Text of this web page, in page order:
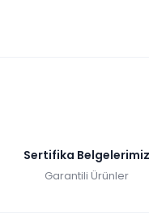
Sertifika Belgelerimiz
Garantili Ürünler